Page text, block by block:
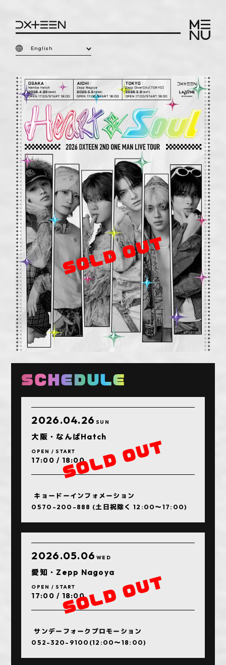
English
SCHEDULE
2026.04.26 SUN
大阪・なんばHatch
OPEN / START
17:00 / 18:00
キョードーインフォメーション
0570-200-888 (土日祝除く 12:00～17:00)
2026.05.06 WED
愛知・Zepp Nagoya
OPEN / START
17:00 / 18:00
サンデーフォークプロモーション
052-320-9100(12:00〜18:00)